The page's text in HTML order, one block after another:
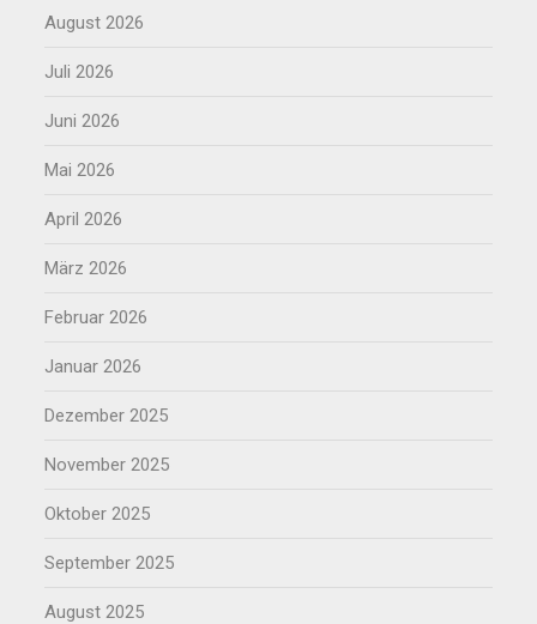
August 2026
Juli 2026
Juni 2026
Mai 2026
April 2026
März 2026
Februar 2026
Januar 2026
Dezember 2025
November 2025
Oktober 2025
September 2025
August 2025